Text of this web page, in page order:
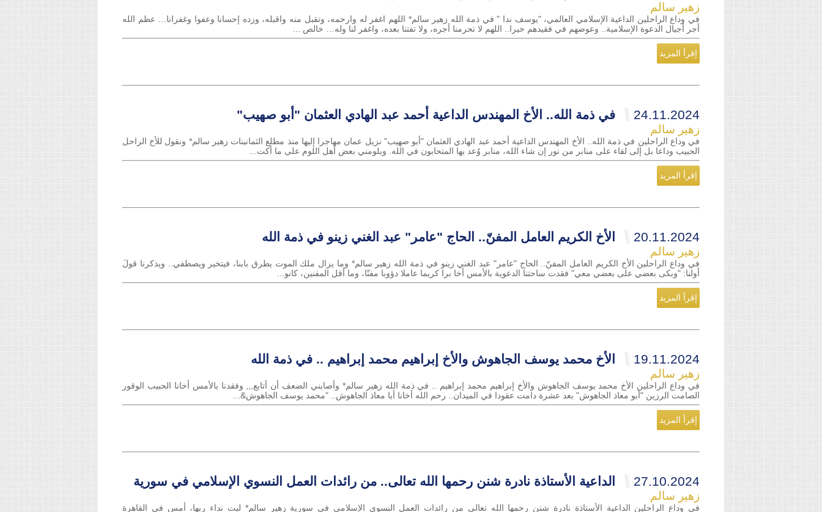
زهير سالم
في وداع الراحلين الداعية الإسلامي العالمي، "يوسف ندا " في ذمة الله زهير سالم* اللهم اغفر له وارحمه، وتقبل منه واقبله، وزده إحسانا وعفوا وغفرانا… عظم الله
أجر أجيال الدعوة الإسلامية.. وعوضهم في فقيدهم خيرا.. اللهم لا تحرمنا أجره، ولا تفتنا بعده، واغفر لنا وله… خالص ...
إقرأ المزيد
24.11.2024 في ذمة الله.. الأخ المهندس الداعية أحمد عبد الهادي العثمان "أبو صهيب"
زهير سالم
في وداع الراحلين في ذمة الله.. الأخ المهندس الداعية أحمد عبد الهادي العثمان "أبو صهيب" نزيل عمان مهاجرا إليها منذ مطلع الثمانينات زهير سالم* ونقول للأخ الراحل
الحبيب وداعا بل إلى لقاء على منابر من نور إن شاء الله، منابر وُعد بها المتحابون في الله. ويلومني بعض أهل اللوم على ما أكت...
إقرأ المزيد
20.11.2024 الأخ الكريم العامل المفنّ.. الحاج "عامر" عبد الغني زينو في ذمة الله
زهير سالم
في وداع الراحلين الأخ الكريم العامل المفنّ.. الحاج "عامر" عبد الغني زينو في ذمة الله زهير سالم* وما يزال ملك الموت يطرق بابنا، فيتخير ويصطفي.. ويذكرنا قولَ
أولنا: "وبكى بعضي على بعضي معي" فقدت ساحتنا الدعوية بالأمس أخا برا كريما عاملا دؤوبا مفنّا، وما أقل المفنين، كانو...
إقرأ المزيد
19.11.2024 الأخ محمد يوسف الجاهوش والأخ إبراهيم محمد إبراهيم .. في ذمة الله
زهير سالم
في وداع الراحلين الأخ محمد يوسف الجاهوش والأخ إبراهيم محمد إبراهيم .. في ذمة الله زهير سالم* وأصابني الضعف أن أتابع,,, وفقدنا بالأمس أخانا الحبيب الوقور
الصامت الرزين "أبو معاذ الجاهوش" بعد عشرة دامت عقودا في الميدان.. رحم الله أخانا أبا معاذ الجاهوش.. "محمد يوسف الجاهوش&...
إقرأ المزيد
27.10.2024 الداعية الأستاذة نادرة شنن رحمها الله تعالى.. من رائدات العمل النسوي الإسلامي في سورية
زهير سالم
في وداع الراحلين الداعية الأستاذة نادرة شنن رحمها الله تعالى من رائدات العمل النسوي الإسلامي في سورية زهير سالم* لبت نداء ربها، أمسِ في القاهرة